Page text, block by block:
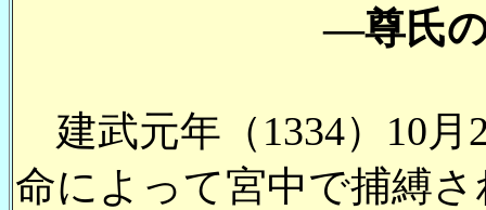
―尊氏
建武元年（1334）10月
命によって宮中で捕縛